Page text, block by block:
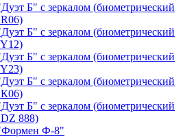
Б" с зеркалом (биометрический
Б" с зеркалом (биометрический
Б" с зеркалом (биометрический
Б" с зеркалом (биометрический
К06)
Б" с зеркалом (биометрический
888)
"Формен Ф-8"